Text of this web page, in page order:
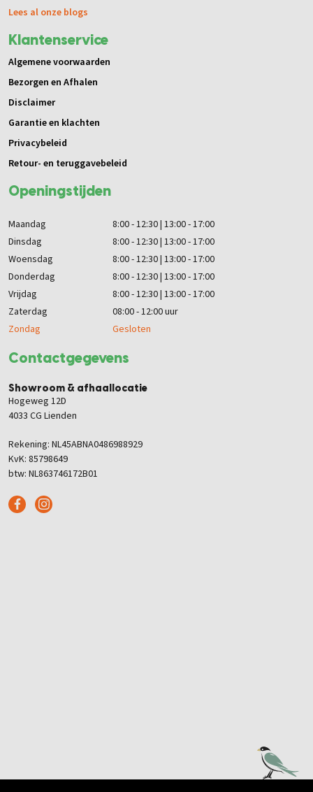
Contactgegevens
Showroom & afhaallocatie
Hogeweg 12D
4033 CG Lienden
Rekening: NL45ABNA0486988929
KvK: 85798649
btw: NL863746172B01
Openingstijden
Maandag
8:00 - 12:30 | 13:00 - 17:00
Dinsdag
8:00 - 12:30 | 13:00 - 17:00
Woensdag
8:00 - 12:30 | 13:00 - 17:00
Donderdag
8:00 - 12:30 | 13:00 - 17:00
Vrijdag
8:00 - 12:30 | 13:00 - 17:00
Zaterdag
08:00 - 12:00 uur
Zondag
Gesloten
Lees al onze blogs
Klantenservice
Algemene voorwaarden
Bezorgen en Afhalen
Disclaimer
Garantie en klachten
Privacybeleid
Retour- en teruggavebeleid